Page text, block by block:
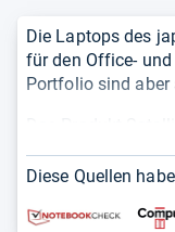
Die Laptops des
für den Office-
Portfolio sind aber
Das Produkt
einer
So sehen Sie sehr
Diese Quellen